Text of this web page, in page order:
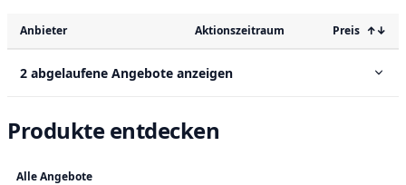
Anbieter Aktionszeitraum Preis ↑↓
2 abgelaufene Angebote anzeigen
Produkte entdecken
Alle Angebote